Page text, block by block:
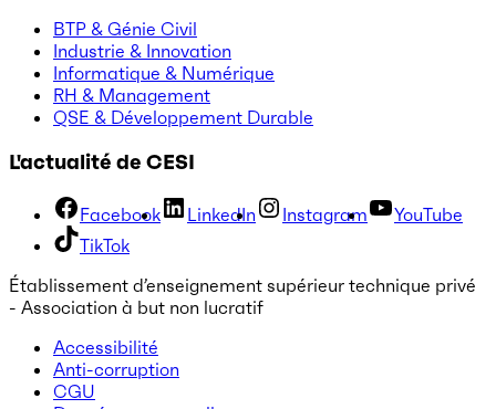
BTP & Génie Civil
Industrie & Innovation
Informatique & Numérique
RH & Management
QSE & Développement Durable
L'actualité de CESI
Facebook LinkedIn Instagram
YouTube
TikTok
Établissement d’enseignement supérieur technique privé
- Association à but non lucratif
Accessibilité
Anti-corruption
CGU